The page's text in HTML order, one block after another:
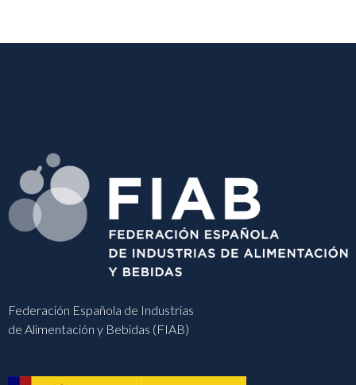
Federación Española de Industrias
de Alimentación y Bebidas (FIAB)